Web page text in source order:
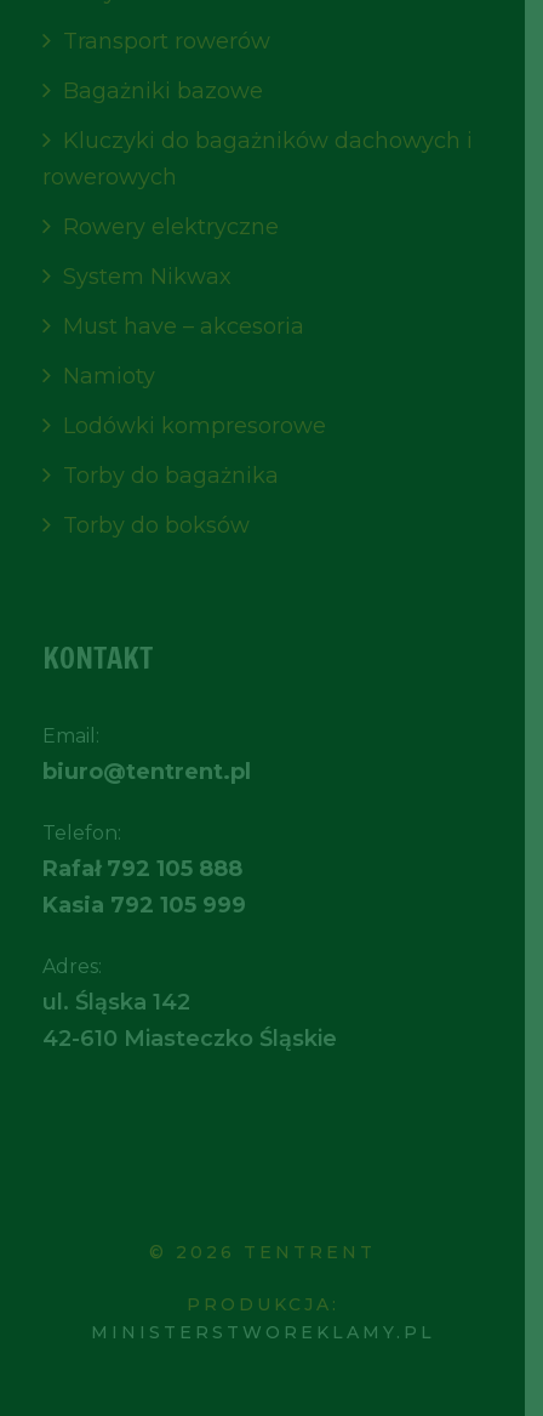
Transport rowerów
Bagażniki bazowe
Kluczyki do bagażników dachowych i
rowerowych
Rowery elektryczne
System Nikwax
Must have – akcesoria
Namioty
Lodówki kompresorowe
Torby do bagażnika
Torby do boksów
KONTAKT
Email:
biuro@tentrent.pl
Telefon:
Rafał 792 105 888
Kasia 792 105 999
Adres:
ul. Śląska 142
42-610 Miasteczko Śląskie
© 2026 TENTRENT
PRODUKCJA:
MINISTERSTWOREKLAMY.PL